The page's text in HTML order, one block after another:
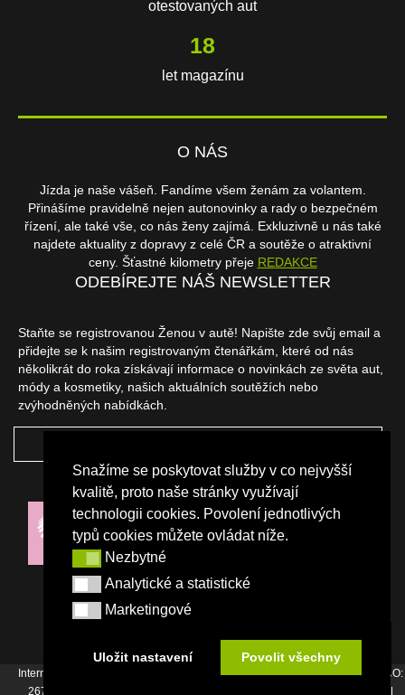
Snažíme se poskytovat služby v co nejvyšší
kvalitě, proto naše stránky využívají
technologii cookies. Povolení jednotlivých
typů cookies můžete ovládat níže.
NezbytnéNezbytné
Analytické a statistické
Analytické a statistické
Marketingové
Marketingové
Uložit nastavení Povolit všechny
otestovaných aut
18
let magazínu
O NÁS
Jízda je naše vášeň. Fandíme všem ženám za volantem.
Přinášíme pravidelně nejen autonovinky a rady o bezpečném
řízení, ale také vše, co nás ženy zajímá. Exkluzivně u nás také
najdete aktuality z dopravy z celé ČR a soutěže o atraktivní
ceny. Šťastné kilometry přeje REDAKCE
ODEBÍREJTE NÁŠ NEWSLETTER
Staňte se registrovanou Ženou v autě! Napište zde svůj email a
přidejte se k našim registrovaným čtenářkám, které od nás
několikrát do roka získávají informace o novinkách ze světa aut,
módy a kosmetiky, našich aktuálních soutěžích nebo
zvýhodněných nabídkách.
NAŠI PARTNEŘI
Internetový magazín Žena v autě vydává vydavatelství Srdce Evropy s.r.o., IČO:
26744007, Bořivojova 17, Praha 3, Tel. : +420 222 726 364 |